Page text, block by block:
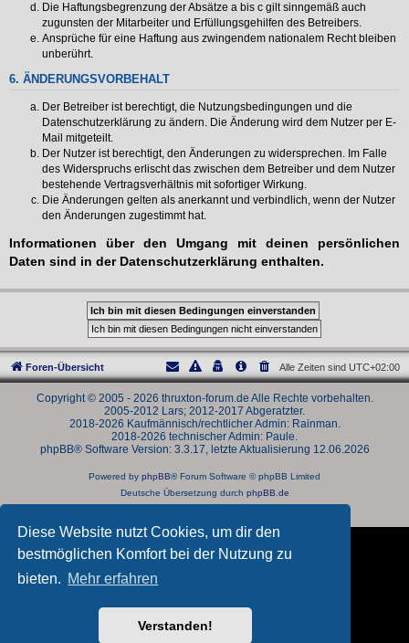
Diese Website nutzt Cookies, um dir den
bestmöglichen Komfort bei der Nutzung zu
bieten. Mehr erfahren
Verstanden!
Die Haftungsbegrenzung der Absätze a bis c gilt sinngemäß auch
zugunsten der Mitarbeiter und Erfüllungsgehilfen des Betreibers.
Ansprüche für eine Haftung aus zwingendem nationalem Recht bleiben
unberührt.
6. ÄNDERUNGSVORBEHALT
Der Betreiber ist berechtigt, die Nutzungsbedingungen und die
Datenschutzerklärung zu ändern. Die Änderung wird dem Nutzer per E-
Mail mitgeteilt.
Der Nutzer ist berechtigt, den Änderungen zu widersprechen. Im Falle
des Widerspruchs erlischt das zwischen dem Betreiber und dem Nutzer
bestehende Vertragsverhältnis mit sofortiger Wirkung.
Die Änderungen gelten als anerkannt und verbindlich, wenn der Nutzer
den Änderungen zugestimmt hat.
Informationen über den Umgang mit deinen persönlichen
Daten sind in der Datenschutzerklärung enthalten.
Foren-Übersicht Alle Zeiten sind UTC+02:00
Copyright © 2005 - 2026 thruxton-forum.de Alle Rechte vorbehalten.
2005-2012 Lars; 2012-2017 Abgeratzter.
2018-2026 Kaufmännisch/rechtlicher Admin: Rainman.
2018-2026 technischer Admin: Paule.
phpBB® Software Version: 3.3.17, letzte Aktualisierung 12.06.2026
Powered by phpBB® Forum Software © phpBB Limited
Deutsche Übersetzung durch phpBB.de